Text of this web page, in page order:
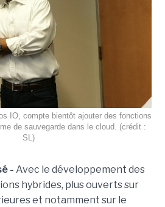
IO, compte bientôt ajouter des fonctions
de sauvegarde dans le cloud. (crédit :
SL)
- Avec le développement des
hybrides, plus ouverts sur
et notamment sur le